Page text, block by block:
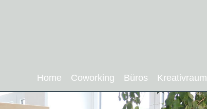
Home Coworking Büros Kreativraum